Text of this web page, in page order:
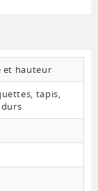
et hauteur
tapis,
durs